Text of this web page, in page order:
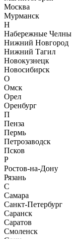
Москва
Мурманск
Н
Набережные Челны
Нижний Новгород
Нижний Тагил
Новокузнецк
Новосибирск
О
Омск
Орел
Оренбург
П
Пенза
Пермь
Петрозаводск
Псков
Р
Ростов-на-Дону
Рязань
С
Самара
Санкт-Петербург
Саранск
Саратов
Смоленск